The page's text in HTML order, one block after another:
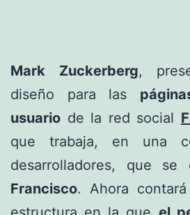
Mark Zuckerberg,
diseño para las
usuario de la red social
que trabaja, en una
desarrolladores, que se
Francisco. Ahora